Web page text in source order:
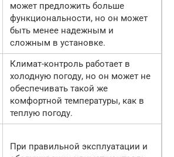
может предложить больше
функциональности, но он может
быть менее надежным и
сложным в установке.
Климат-контроль работает в
холодную погоду, но он может не
обеспечивать такой же
комфортной температуры, как в
теплую погоду.
При правильной эксплуатации и